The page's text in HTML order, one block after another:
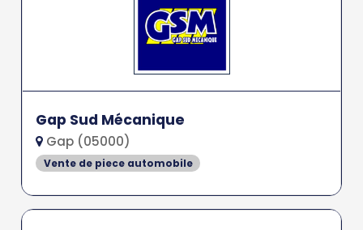
Gap Sud Mécanique
Gap (05000)
Vente de piece automobile